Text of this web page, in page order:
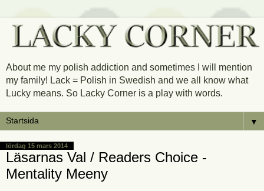
About me my polish addiction and sometimes I will mention
my family! Lack = Polish in Swedish and we all know what
Lucky means. So Lacky Corner is a play with words.
▼
lördag 15 mars 2014
Läsarnas Val / Readers Choice -
Mentality Meeny